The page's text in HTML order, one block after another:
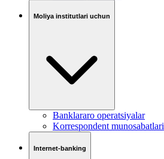
Moliya institutlari uchun
Banklararo operatsiyalar
Korrespondent munosabatlari
Internet-banking